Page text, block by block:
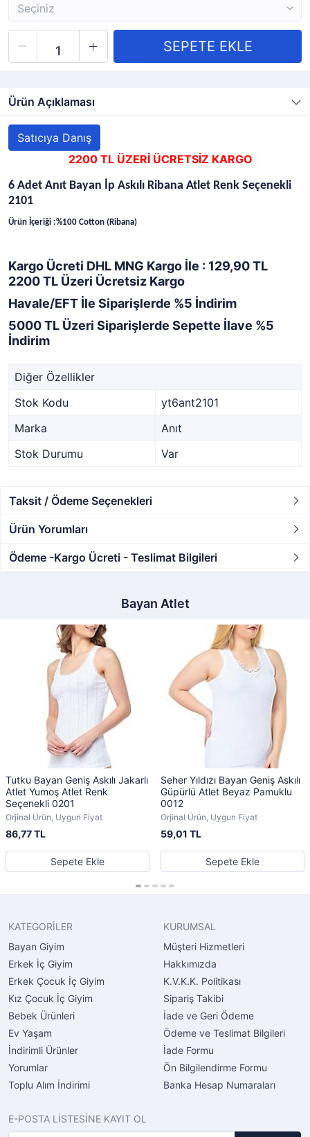
Ürün Açıklaması
Satıcıya Danış
2200 TL ÜZERİ ÜCRETSİZ KARGO
6 Adet Anıt Bayan İp Askılı Ribana Atlet Renk Seçenekli
2101
Ürün İçeriği :%100 Cotton (Ribana)
Kargo Ücreti DHL MNG Kargo İle : 129,90 TL
2200 TL Üzeri Ücretsiz Kargo
Havale/EFT İle Siparişlerde %5 İndirim
5000 TL Üzeri Siparişlerde Sepette İlave %5
İndirim
Diğer Özellikler
Stok Kodu
yt6ant2101
Marka
Anıt
Stok Durumu
Var
Taksit / Ödeme Seçenekleri
Ürün Yorumları
Ödeme -Kargo Ücreti - Teslimat Bilgileri
Bayan Atlet
Tutku Bayan Geniş Askılı Jakarlı
Atlet Yumoş Atlet Renk
Seçenekli 0201
Orjinal Ürün, Uygun Fiyat
86,77 TL
Sepete Ekle
Seher Yıldızı Bayan Geniş Askılı
Güpürlü Atlet Beyaz Pamuklu
0012
Orjinal Ürün, Uygun Fiyat
59,01 TL
Sepete Ekle
KATEGORİLER
Bayan Giyim
Erkek İç Giyim
Erkek Çocuk İç Giyim
Kız Çocuk İç Giyim
Bebek Ürünleri
Ev Yaşam
İndirimli Ürünler
Yorumlar
Toplu Alım İndirimi
KURUMSAL
Müşteri Hizmetleri
Hakkımızda
K.V.K.K. Politikası
Sipariş Takibi
İade ve Geri Ödeme
Ödeme ve Teslimat Bilgileri
İade Formu
Ön Bilgilendirme Formu
Banka Hesap Numaraları
E-POSTA LİSTESİNE KAYIT OL